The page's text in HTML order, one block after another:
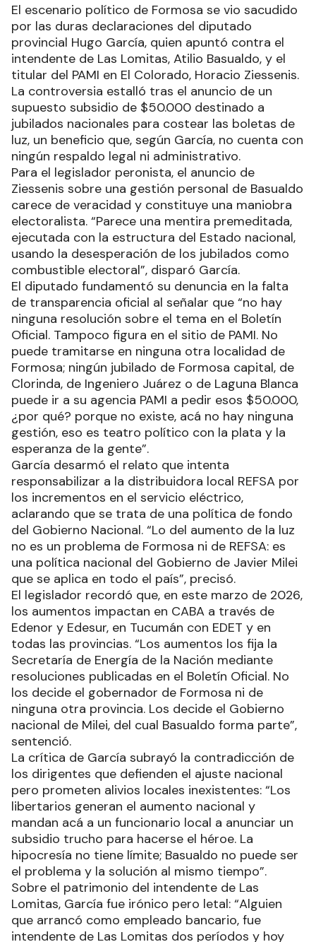
El escenario político de Formosa se vio sacudido
por las duras declaraciones del diputado
provincial Hugo García, quien apuntó contra el
intendente de Las Lomitas, Atilio Basualdo, y el
titular del PAMI en El Colorado, Horacio Ziessenis.
La controversia estalló tras el anuncio de un
supuesto subsidio de $50.000 destinado a
jubilados nacionales para costear las boletas de
luz, un beneficio que, según García, no cuenta con
ningún respaldo legal ni administrativo.
Para el legislador peronista, el anuncio de
Ziessenis sobre una gestión personal de Basualdo
carece de veracidad y constituye una maniobra
electoralista. “Parece una mentira premeditada,
ejecutada con la estructura del Estado nacional,
usando la desesperación de los jubilados como
combustible electoral”, disparó García.
El diputado fundamentó su denuncia en la falta
de transparencia oficial al señalar que “no hay
ninguna resolución sobre el tema en el Boletín
Oficial. Tampoco figura en el sitio de PAMI. No
puede tramitarse en ninguna otra localidad de
Formosa; ningún jubilado de Formosa capital, de
Clorinda, de Ingeniero Juárez o de Laguna Blanca
puede ir a su agencia PAMI a pedir esos $50.000,
¿por qué? porque no existe, acá no hay ninguna
gestión, eso es teatro político con la plata y la
esperanza de la gente”.
García desarmó el relato que intenta
responsabilizar a la distribuidora local REFSA por
los incrementos en el servicio eléctrico,
aclarando que se trata de una política de fondo
del Gobierno Nacional. “Lo del aumento de la luz
no es un problema de Formosa ni de REFSA: es
una política nacional del Gobierno de Javier Milei
que se aplica en todo el país”, precisó.
El legislador recordó que, en este marzo de 2026,
los aumentos impactan en CABA a través de
Edenor y Edesur, en Tucumán con EDET y en
todas las provincias. “Los aumentos los fija la
Secretaría de Energía de la Nación mediante
resoluciones publicadas en el Boletín Oficial. No
los decide el gobernador de Formosa ni de
ninguna otra provincia. Los decide el Gobierno
nacional de Milei, del cual Basualdo forma parte”,
sentenció.
La crítica de García subrayó la contradicción de
los dirigentes que defienden el ajuste nacional
pero prometen alivios locales inexistentes: “Los
libertarios generan el aumento nacional y
mandan acá a un funcionario local a anunciar un
subsidio trucho para hacerse el héroe. La
hipocresía no tiene límite; Basualdo no puede ser
el problema y la solución al mismo tiempo”.
Sobre el patrimonio del intendente de Las
Lomitas, García fue irónico pero letal: “Alguien
que arrancó como empleado bancario, fue
intendente de Las Lomitas dos períodos y hoy